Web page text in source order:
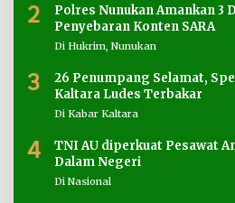
2
Polres Nunukan Amankan 3
Penyebaran Konten SARA
Di Hukrim, Nunukan
3
26 Penumpang Selamat,
Kaltara Ludes Terbakar
Di Kabar Kaltara
4
TNI AU diperkuat Pesawat
Dalam Negeri
Di Nasional